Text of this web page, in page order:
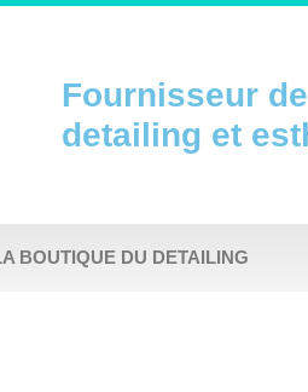
Fournisseur
detailing et
BOUTIQUE DU DETAILING